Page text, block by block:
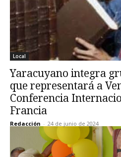
Local
Yaracuyano integra
que representará a
Conferencia
Francia
Redacción - 24 de junio de 2024